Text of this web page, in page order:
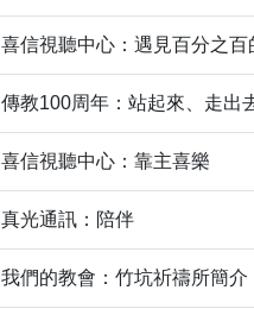
喜信視聽中心：遇見百分之
傳教100周年：站起來、走
喜信視聽中心：靠主喜樂
​真光通訊：陪伴
​我們的教會：竹坑祈禱所簡介